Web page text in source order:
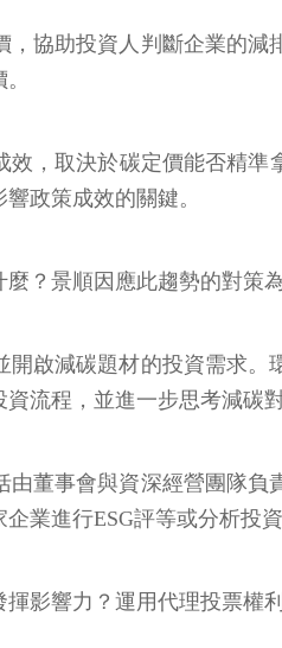
協助投資人判斷企業的
效，取決於碳定價能否精
政策成效的關鍵。
？景順因應此趨勢的對策
啟減碳題材的投資需求
流程，並進一步思考減碳
董事會與資深經營團隊
業進行ESG評等或分析投
影響力？運用代理投票權